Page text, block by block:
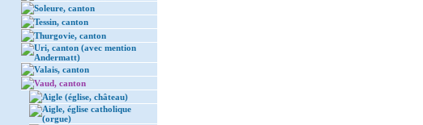
Soleure, canton
Tessin, canton
Thurgovie, canton
Uri, canton (avec mention
Andermatt)
Valais, canton
Vaud, canton
Aigle (église, château)
Aigle, église catholique
(orgue)